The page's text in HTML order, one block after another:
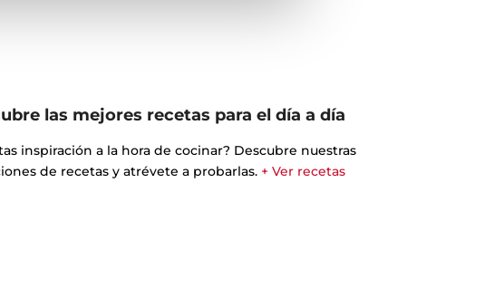
las mejores recetas para el día a día
inspiración a la hora de cocinar? Descubre nuestras
de recetas y atrévete a probarlas. + Ver recetas